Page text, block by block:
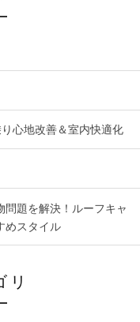
心地改善＆室内快適化
題を解決！ルーフキャ
めスタイル
リ